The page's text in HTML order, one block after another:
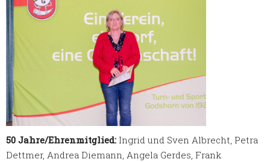
50 Jahre/Ehrenmitglied: Ingrid und Sven Albrecht, Petra
Dettmer, Andrea Diemann, Angela Gerdes, Frank